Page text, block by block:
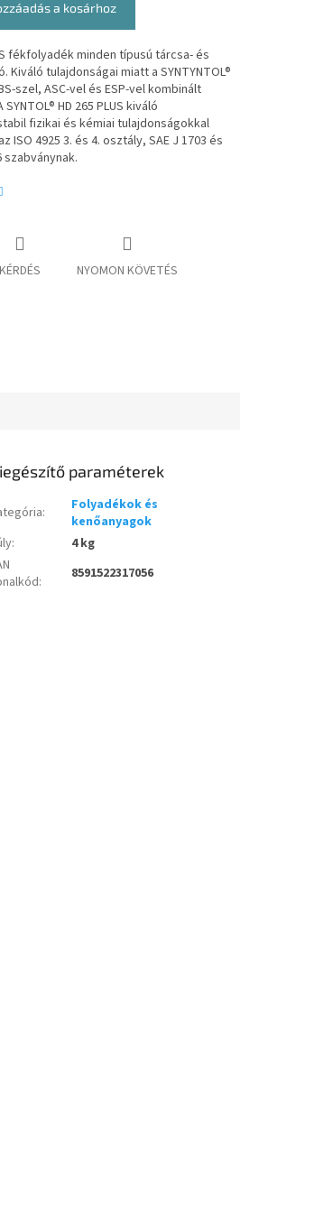
a kosárhoz
fékfolyadék minden típusú tárcsa- és
Kiváló tulajdonságai miatt a SYNTYNTOL®
szel, ASC-vel és ESP-vel kombinált
HD 265 PLUS kiváló
fizikai és kémiai tulajdonságokkal
ISO 4925 3. és 4. osztály, SAE J 1703 és
szabványnak.
KÉRDÉS NYOMON KÖVETÉS
paraméterek
:
Folyadékok és
kenőanyagok
:
4 kg
: 8591522317056